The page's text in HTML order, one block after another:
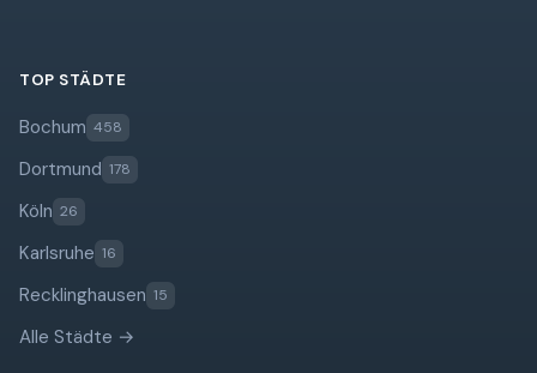
TOP STÄDTE
Bochum 458
Dortmund 178
Köln 26
Karlsruhe 16
Recklinghausen 15
Alle Städte →